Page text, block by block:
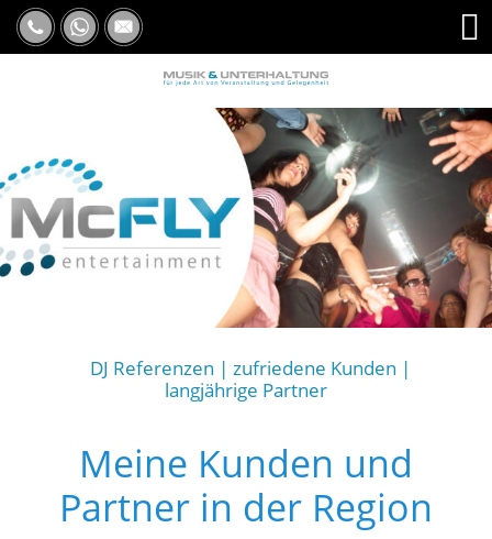
DJ Referenzen | zufriedene Kunden |
langjährige Partner
Meine Kunden und
Partner in der Region